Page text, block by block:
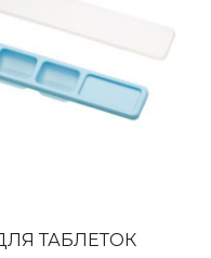
ТАБЛЕТОК